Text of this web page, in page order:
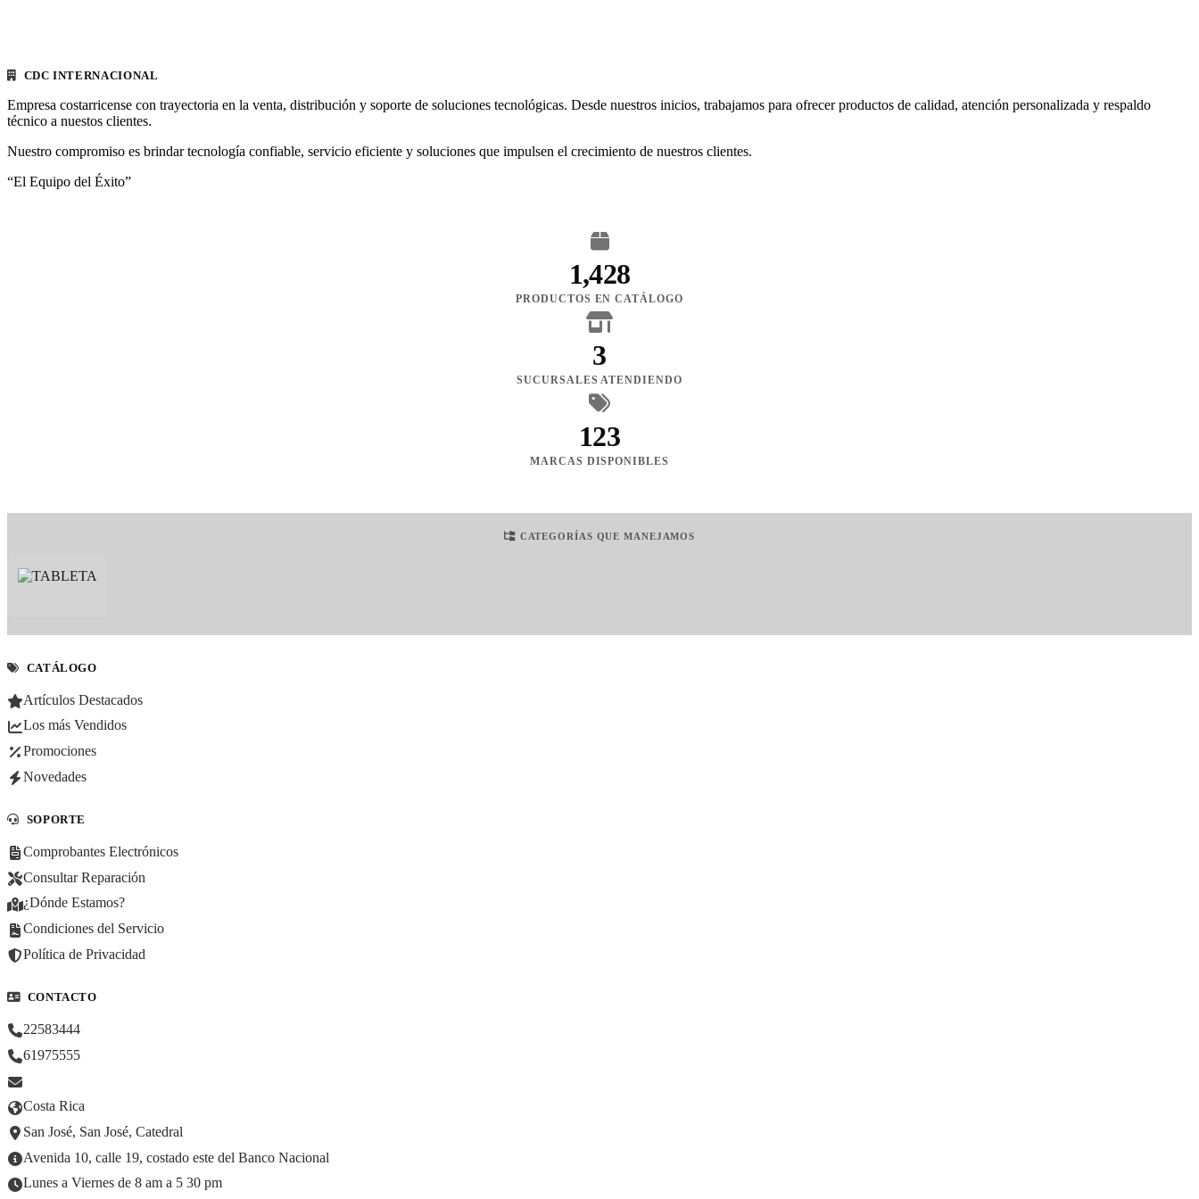
CDC INTERNACIONAL
Empresa costarricense con trayectoria en la venta, distribución y soporte de soluciones tecnológicas. Desde nuestros inicios, trabajamos para ofrecer productos de calidad, atención personalizada y respaldo
técnico a nuestos clientes.
Nuestro compromiso es brindar tecnología confiable, servicio eficiente y soluciones que impulsen el crecimiento de nuestros clientes.
“El Equipo del Éxito”
1,428
PRODUCTOS EN CATÁLOGO
3
SUCURSALES ATENDIENDO
123
MARCAS DISPONIBLES
CATEGORÍAS QUE MANEJAMOS
CATÁLOGO
Artículos Destacados
Los más Vendidos
Promociones
Novedades
SOPORTE
Comprobantes Electrónicos
Consultar Reparación
¿Dónde Estamos?
Condiciones del Servicio
Política de Privacidad
CONTACTO
22583444
61975555
Costa Rica
San José, San José, Catedral
Avenida 10, calle 19, costado este del Banco Nacional
Lunes a Viernes de 8 am a 5 30 pm